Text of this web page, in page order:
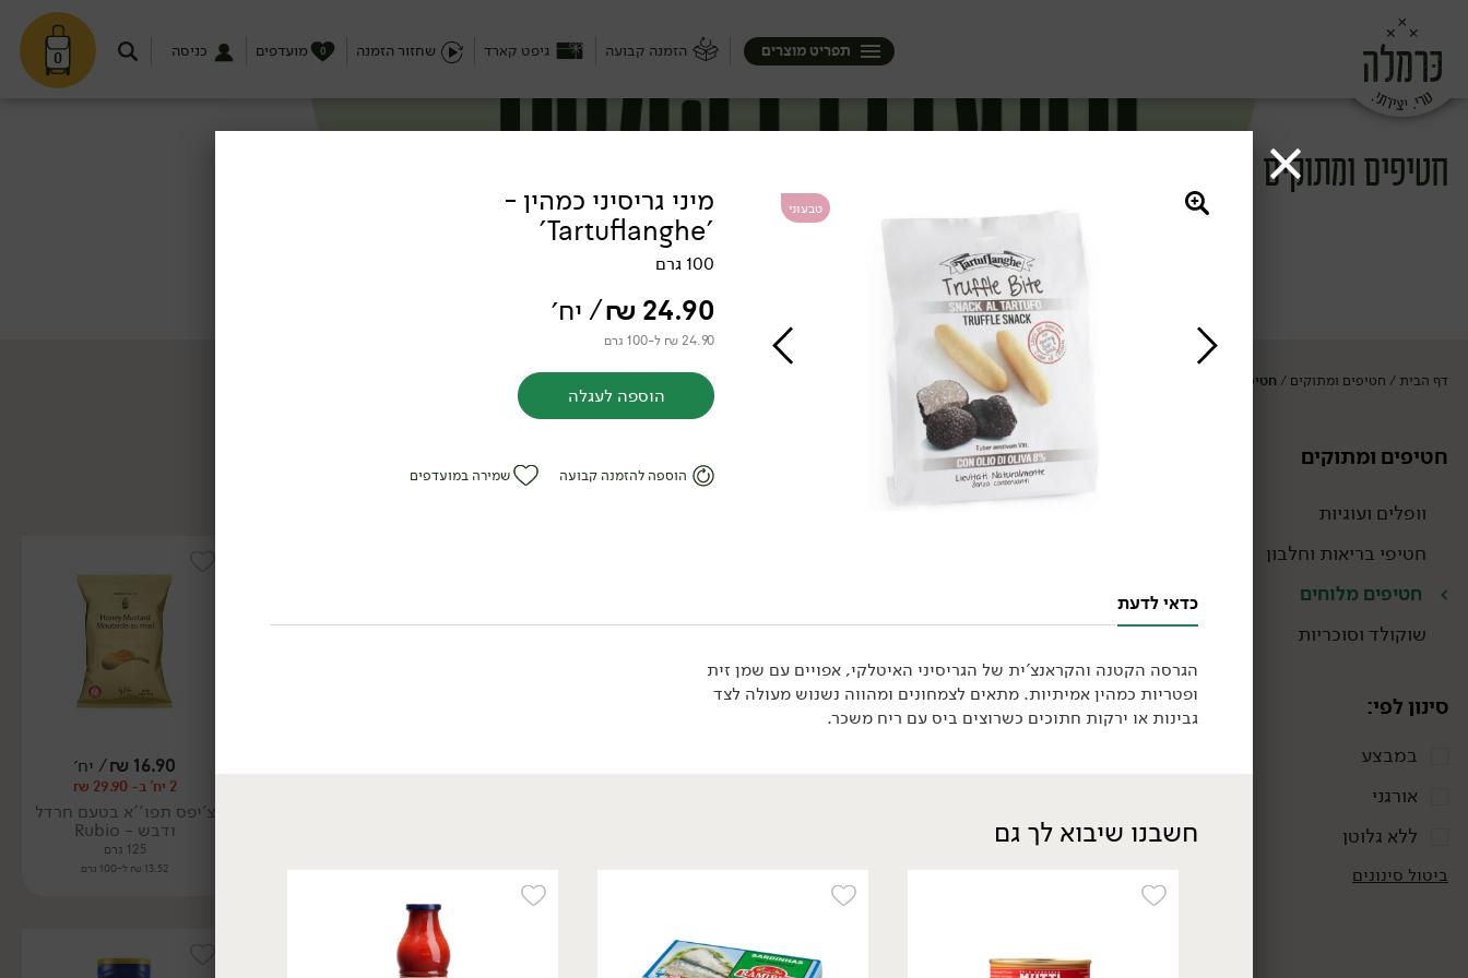
0 הזמנה קבועה גיפט קארד שחזור הזמנה מועדפים 0 כניסה תפריט מוצרים
חטיפים ומתוקים
דף הבית / חטיפים ומתוקים / חטיפים מלוחים
חטיפים ומתוקים
וופלים ועוגיות
חטיפי בריאות וחלבון
חטיפים מלוחים
שוקולד וסוכריות
סינון לפי:
במבצע
אורגני
ללא גלוטן
ביטול סינונים
חטיפים מלוחים
100 גרם
24.90 ₪ ל-100 גרם
16.90
₪/ יח׳
2 יח' ב- 29.90 ₪
צ'יפס תפו''א בטעם חרדל
ודבש - Rubio
125 גרם
13.52 ₪ ל-100 גרם
טבעוני
מיני גריסיני כמהין -
'Tartuflanghe'
100 גרם
24.90
₪/ יח׳
24.90 ₪ ל-100 גרם
הוספה לעגלה
הוספה להזמנה קבועה שמירה במועדפים
כדאי לדעת
הגרסה הקטנה והקראנצ'ית של הגריסיני האיטלקי, אפויים עם שמן זית
ופטריות כמהין אמיתיות. מתאים לצמחונים ומהווה נשנוש מעולה לצד
גבינות או ירקות חתוכים כשרוצים ביס עם ריח משכר.
חשבנו שיבוא לך גם